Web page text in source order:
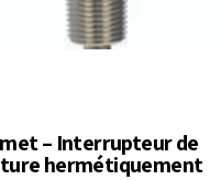
– Interrupteur de
hermétiquement